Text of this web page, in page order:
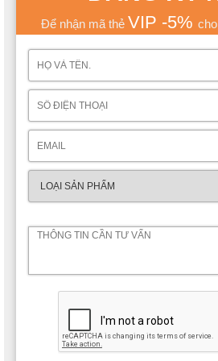
Ngoài ra, trong bộ sản phẩm này còn
trà là bàn trà vuông để bên cạnh và
Để nhận mã thẻ VIP -5%